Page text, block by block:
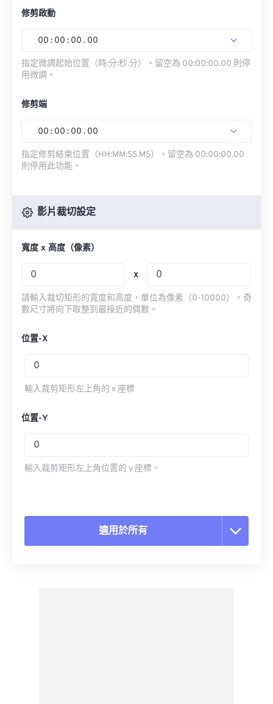
修剪啟動
00 : 00 : 00 . 00
指定微調起始位置（時:分:秒.分）。留空為 00:00:00.00 則停
用微調。
修剪端
00 : 00 : 00 . 00
指定修剪結束位置（HH:MM:SS.MS）。留空為 00:00:00.00
則停用此功能。
影片裁切設定
寬度 x 高度（像素）
x
請輸入裁切矩形的寬度和高度，單位為像素（0-10000）。奇
數尺寸將向下取整到最接近的偶數。
位置-X
輸入裁剪矩形左上角的 x 座標
位置-Y
輸入裁剪矩形左上角位置的 y 座標。
適用於所有